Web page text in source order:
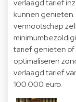
verlaagd tarief
kunnen genieten.
vennootschap
tarief genieten of
optimaliseren
verlaagd tarief
100.000 euro.